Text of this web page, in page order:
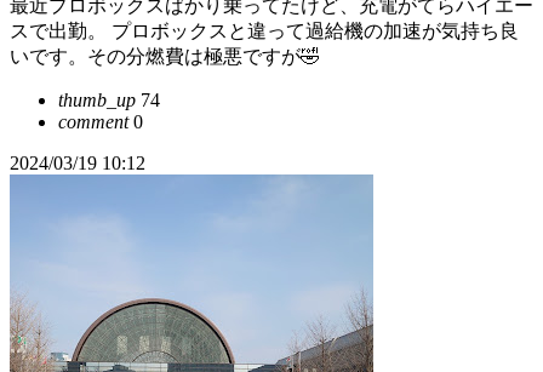
最近プロボックスばかり乗ってたけど、充電がてらハイエー
スで出勤。 プロボックスと違って過給機の加速が気持ち良
いです。その分燃費は極悪ですが🤣
thumb_up 74
comment0
2024/03/19 10:12